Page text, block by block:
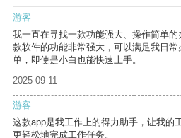
游客
我一直在寻找一款功能强大、操作简单
款软件的功能非常强大，可以满足我日
单，即使是小白也能快速上手。
2025-09-11
游客
这款app是我工作上的得力助手，让我的
更轻松地完成工作任务。